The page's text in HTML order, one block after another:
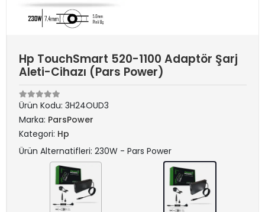
Hp TouchSmart 520-1100 Adaptör Şarj
Aleti-Cihazı (Pars Power)
Ürün Kodu: 3H24OUD3
Marka: ParsPower
Kategori: Hp
Ürün Alternatifleri: 230W - Pars Power